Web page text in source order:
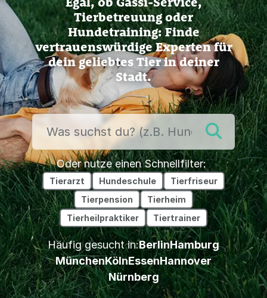
Tierbetreuung oder
Hundetraining: Finde
vertrauenswürdige Experten für
dein geliebtes Tier in deiner
Stadt.
Oder nutze einen Schnellfilter:
Tierarzt Hundeschule
Tierfriseur
Tierpension
Tierheim
Tierheilpraktiker
Tiertrainer
Häufig gesucht in:BerlinHamburg
MünchenKölnEssenHannover
Nürnberg